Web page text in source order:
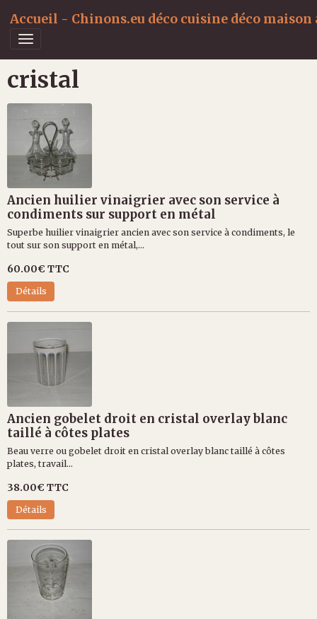
Accueil - Chinons.eu déco cuisine déco
cristal
Ancien huilier vinaigrier avec son service à
condiments sur support en métal
Superbe huilier vinaigrier ancien avec son service à condiments, le
tout sur son support en métal,...
60.00€ TTC
Détails
Ancien gobelet droit en cristal overlay blanc
taillé à côtes plates
Beau verre ou gobelet droit en cristal overlay blanc taillé à côtes
plates, travail...
38.00€ TTC
Détails